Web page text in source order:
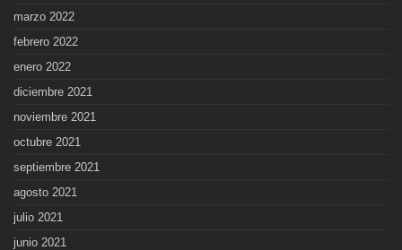
marzo 2022
febrero 2022
enero 2022
diciembre 2021
noviembre 2021
octubre 2021
septiembre 2021
agosto 2021
julio 2021
junio 2021